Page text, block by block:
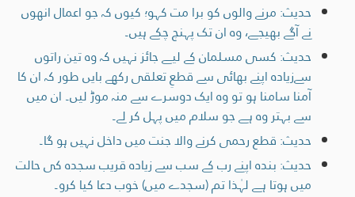
حدیث: مرنے والوں کو برا مت کہو؛ کیوں کہ جو اعمال انھوں
نے آگے بھیجے، وہ ان تک پہنچ چکے ہیں۔
حدیث: کسی مسلمان کے لیے جائز نہیں کہ وہ تین راتوں
سےزیادہ اپنے بھائی سے قطعِ تعلقی رکھے بایں طور کہ ان کا
آمنا سامنا ہو تو وہ ایک دوسرے سے منہ موڑ لیں۔ ان میں
سے بہتر وہ ہے جو سلام میں پہل کر لے۔
حدیث: قطع رحمی کرنے والا جنت میں داخل نہیں ہو گا۔
حدیث: بندہ اپنے رب کے سب سے زیادہ قریب سجدہ کی حالت
ميں ہوتا ہے لہٰذا تم (سجدے میں) خوب دعا کیا کرو۔